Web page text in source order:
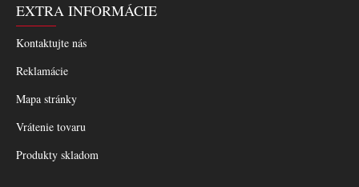
EXTRA INFORMÁCIE
Kontaktujte nás
Reklamácie
Mapa stránky
Vrátenie tovaru
Produkty skladom